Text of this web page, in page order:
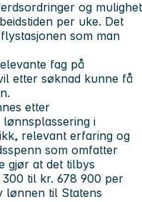
og mulighet
per uke. Det
som man
fag på
etter søknad kunne få
etter
i
relevant erfaring og
som omfatter
gjør at det tilbys
til kr. 678 900 per
lønnen til Statens